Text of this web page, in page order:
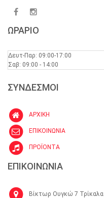
ΩΡΑΡΙΟ
Δευτ-Παρ: 09:00-17:00
Σαβ: 09:00 - 14:00
ΣΥΝΔΕΣΜΟΙ
ΑΡΧΙΚΗ
ΕΠΙΚΟΙΝΩΝΙΑ
ΠΡΟΪΟΝΤΑ
ΕΠΙΚΟΙΝΩΝΙΑ
Βίκτωρ Ουγκώ 7 Τρίκαλα